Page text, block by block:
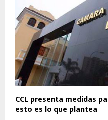
CCL presenta medidas
esto es lo que plantea